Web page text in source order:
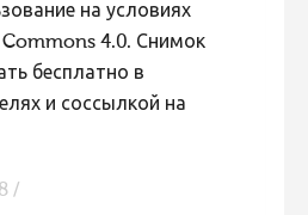
на условиях
4.0. Снимок
бесплатно в
и соссылкой на
/